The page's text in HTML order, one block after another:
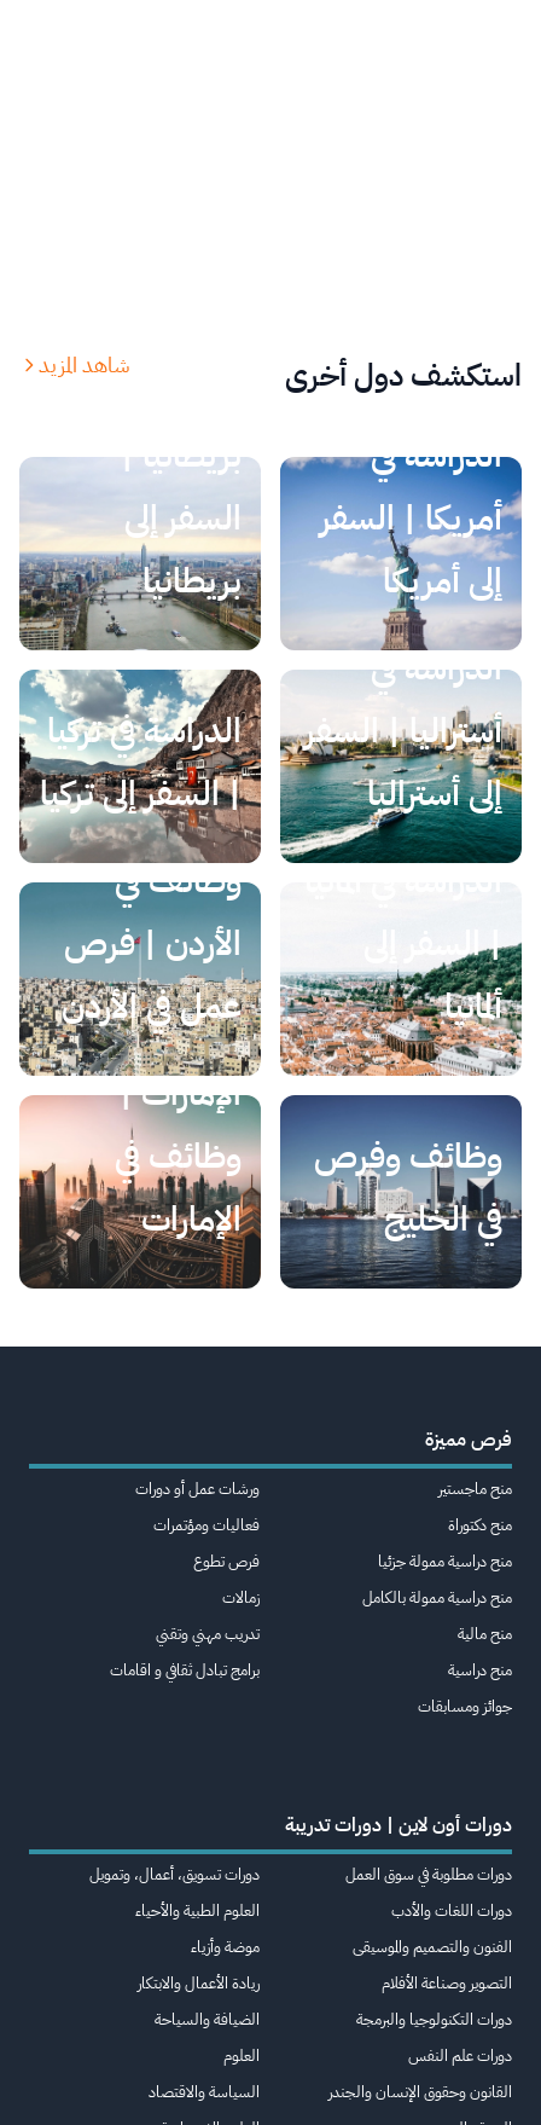
استكشف دول أخرى شاهد المزيد
الدراسة في
أمريكا | السفر
إلى أمريكا
بريطانيا |
السفر إلى
بريطانيا
الدراسة في
أستراليا | السفر
إلى أستراليا
الدراسة في تركيا
| السفر إلى تركيا
الدراسة في ألمانيا
| السفر إلى
ألمانيا
وظائف في
الأردن | فرص
عمل في الأردن
وظائف وفرص
في الخليج
الدراسة في
الإمارات |
وظائف في
الإمارات
فرص مميزة
منح ماجستير
منح دكتوراة
منح دراسية ممولة جزئيا
منح دراسية ممولة بالكامل
منح مالية
منح دراسية
جوائز ومسابقات
ورشات عمل أو دورات
فعاليات ومؤتمرات
فرص تطوع
زمالات
تدريب مهني وتقني
برامج تبادل ثقافي و اقامات
دورات أون لاين | دورات تدريبة
دورات مطلوبة في سوق العمل
دورات اللغات والأدب
الفنون والتصميم والموسيقى
التصوير وصناعة الأفلام
دورات التكنولوجيا والبرمجة
دورات علم النفس
القانون وحقوق الإنسان والجندر
دورات تسويق، أعمال، وتمويل
العلوم الطبية والأحياء
موضة وأزياء
ريادة الأعمال والابتكار
الضيافة والسياحة
العلوم
السياسة والاقتصاد